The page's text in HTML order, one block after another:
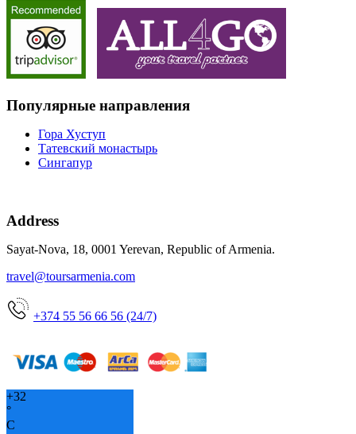
Популярные направления
Гора Хуступ
Татевский монастырь
Сингапур
Address
Sayat-Nova, 18, 0001 Yerevan, Republic of Armenia.
travel@toursarmenia.com
+374 55 56 66 56 (24/7)
+32
°
C